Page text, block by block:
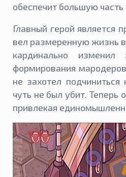
обеспечит большую часть
Главный герой является
вел размеренную жизнь
кардинально
формирования
не захотел
чуть не был убит. Теперь
привлекая